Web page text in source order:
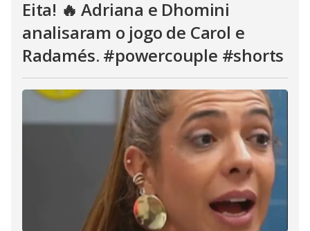
Eita! 🔥 Adriana e Dhomini
analisaram o jogo de Carol e
Radamés. #powercouple #shorts